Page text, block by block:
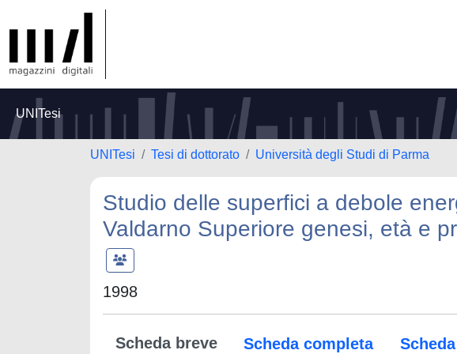
UNITesi
UNITesi Tesi di dottorato Università degli Studi di Parma
Studio delle superfici a debole
Valdarno Superiore genesi, età e
1998
Scheda breve Scheda completa